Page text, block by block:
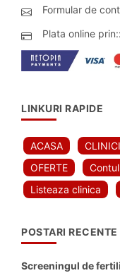
Formular de
Plata online prin::
LINKURI RAPIDE
ACASA CLINICI
OFERTE
Listeaza clinica
POSTARI RECENTE
Screeningul de